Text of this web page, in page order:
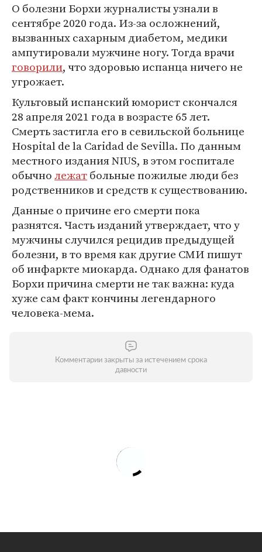
О болезни Борхи журналисты узнали в
сентябре 2020 года. Из-за осложнений,
вызванных сахарным диабетом, медики
ампутировали мужчине ногу. Тогда врачи
говорили, что здоровью испанца ничего не
угрожает.
Культовый испанский юморист скончался
28 апреля 2021 года в возрасте 65 лет.
Смерть застигла его в севильской больнице
Hospital de la Caridad de Sevilla. По данным
местного издания NIUS, в этом госпитале
обычнолежатбольные пожилые люди без
родственников и средств к существованию.
Данные о причине его смерти пока
разнятся. Часть изданий утверждает, что у
мужчины случился рецидив предыдущей
болезни, в то время как другие СМИ пишут
об инфаркте миокарда. Однако для фанатов
Борхи причина смерти не так важна: куда
хуже сам факт кончины легендарного
человека-мема.
Комментарии закрыты за истечением срока
давности